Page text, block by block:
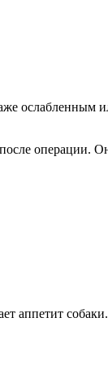
операции.
аппетит собаки.